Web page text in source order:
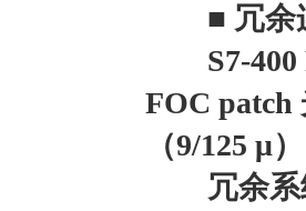
■ 冗余
S7-400
FOC patch
（9/125 μ
冗余系统